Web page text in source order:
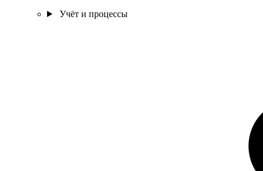
Учёт и процессы